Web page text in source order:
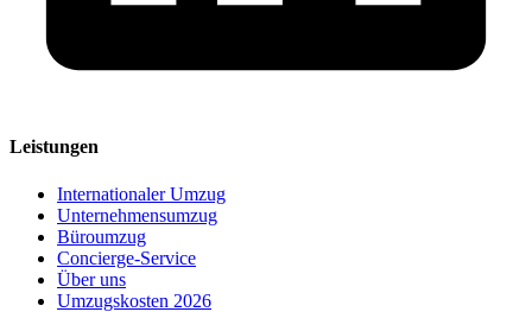
Leistungen
Internationaler Umzug
Unternehmensumzug
Büroumzug
Concierge-Service
Über uns
Umzugskosten 2026